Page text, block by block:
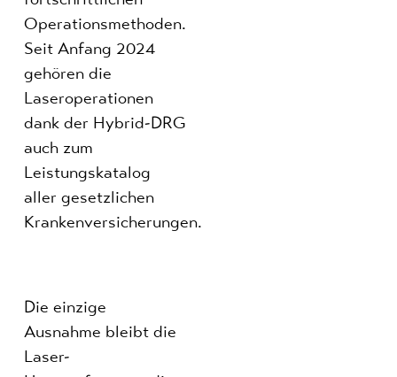
Operationsmethoden.
Seit Anfang 2024
gehören die
Laseroperationen
dank der Hybrid-DRG
auch zum
Leistungskatalog
aller gesetzlichen
Krankenversicherungen.
Die einzige
Ausnahme bleibt die
Laser-